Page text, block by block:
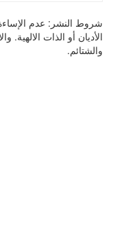
شروط النشر: عدم
الأديان أو الذات
والشتائم.